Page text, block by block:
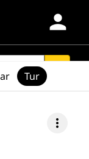
person
more_vert
Tur